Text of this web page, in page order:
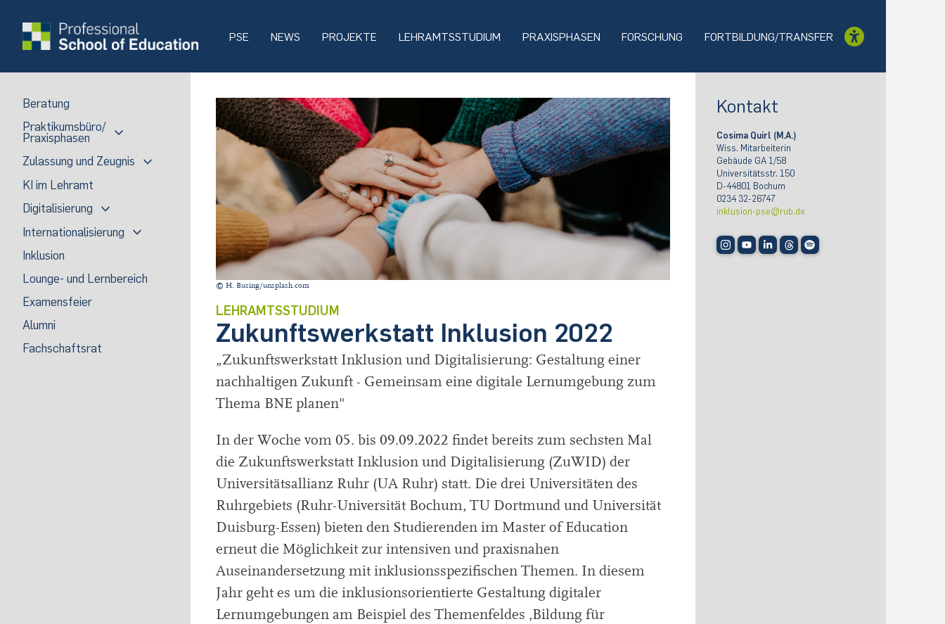
PSE NEWS PROJEKTE LEHRAMTSSTUDIUM PRAXISPHASEN FORSCHUNG FORTBILDUNG/TRANSFER
Beratung
Praktikumsbüro/
Praxisphasen
Zulassung und Zeugnis
KI im Lehramt
Digitalisierung
Internationalisierung
Inklusion
Lounge- und Lernbereich
Examensfeier
Alumni
Fachschaftsrat
© H. Busing/unsplash.com
LEHRAMTSSTUDIUM
Zukunftswerkstatt Inklusion 2022
„Zukunftswerkstatt Inklusion und Digitalisierung: Gestaltung einer
nachhaltigen Zukunft - Gemeinsam eine digitale Lernumgebung zum
Thema BNE planen"
In der Woche vom 05. bis 09.09.2022 findet bereits zum sechsten Mal
die Zukunftswerkstatt Inklusion und Digitalisierung (ZuWID) der
Universitätsallianz Ruhr (UA Ruhr) statt. Die drei Universitäten des
Ruhrgebiets (Ruhr-Universität Bochum, TU Dortmund und Universität
Duisburg-Essen) bieten den Studierenden im Master of Education
erneut die Möglichkeit zur intensiven und praxisnahen
Auseinandersetzung mit inklusionsspezifischen Themen. In diesem
Jahr geht es um die inklusionsorientierte Gestaltung digitaler
Lernumgebungen am Beispiel des Themenfeldes ‚Bildung für
Kontakt
Cosima Quirl (M.A.)
Wiss. Mitarbeiterin
Gebäude GA 1/58
Universitätsstr. 150
D-44801 Bochum
0234 32-26747
inklusion-pse@rub.de